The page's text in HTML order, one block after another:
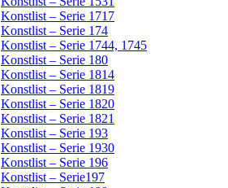
Konstlist – Serie 1717
Konstlist – Serie 174
Konstlist – Serie 1744, 1745
Konstlist – Serie 180
Konstlist – Serie 1814
Konstlist – Serie 1819
Konstlist – Serie 1820
Konstlist – Serie 1821
Konstlist – Serie 193
Konstlist – Serie 1930
Konstlist – Serie 196
Konstlist – Serie197